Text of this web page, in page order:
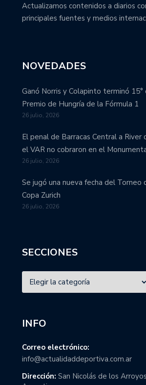
Actualizamos contenidos a diarios
principales fuentes y medios
NOVEDADES
Ganó Norris y Colapinto terminó 15°
Premio de Hungría de la Fórmula 1
26 julio, 2026
El penal de Barracas Central a
el VAR no cobraron en el
26 julio, 2026
Se jugó una nueva fecha del Torneo
Copa Zurich
26 julio, 2026
SECCIONES
INFO
Correo electrónico:
info@actualidaddeportiva.com.ar
Dirección: San Nicolás de los